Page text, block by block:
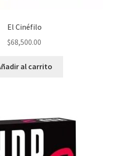
El Cinéfilo
$68,500.00
al carrito